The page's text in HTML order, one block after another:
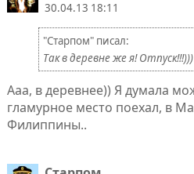
30.04.13 18:11
"Старпом" писал:
Так в деревне же я! Отпуск!!!)))
Ааа, в деревнее)) Я думала
гламурное место поехал, в
Филиппины..